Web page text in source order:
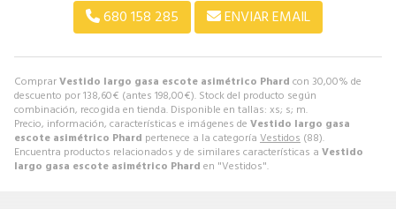
ComprarVestido largo gasa escote asimétrico Phard con 30,00% de
descuento por138,60€ (antes 198,00€). Stock del producto según
combinación, recogida en tienda. Disponible en tallas: xs; s; m.
Precio, información, características e imágenes de Vestido largo gasa
escote asimétrico Phard pertenece a la categoría Vestidos (88).
Encuentra productos relacionados y de similares características a Vestido
largo gasa escote asimétrico Phard en "Vestidos".
680 158 285 ENVIAR EMAIL